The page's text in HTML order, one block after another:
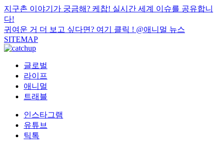
지구촌 이야기가 궁금해? 케찹! 실시간 세계 이슈를 공유합니
다!
귀여운 거 더 보고 싶다면? 여기 클릭 ! @애니멀 뉴스
SITEMAP
글로벌
라이프
애니멀
트래블
인스타그램
유튜브
틱톡